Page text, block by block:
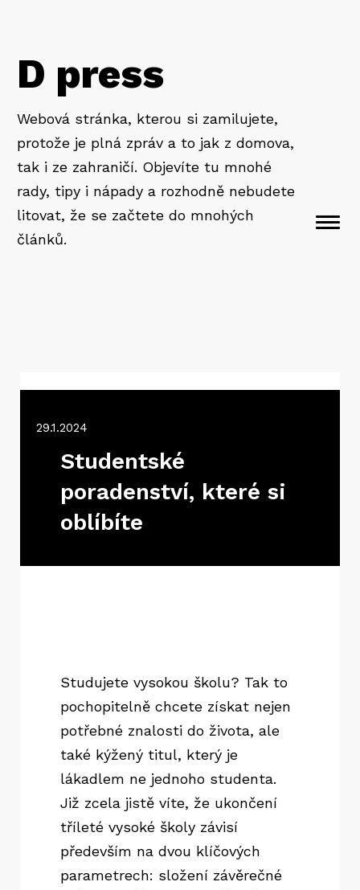
D press
Webová stránka, kterou si zamilujete,
protože je plná zpráv a to jak z domova,
tak i ze zahraničí. Objevíte tu mnohé
rady, tipy i nápady a rozhodně nebudete
litovat, že se začtete do mnohých
článků.
29.1.2024
Studentské
poradenství, které si
oblíbíte
Studujete vysokou školu? Tak to
pochopitelně chcete získat nejen
potřebné znalosti do života, ale
také kýžený titul, který je
lákadlem ne jednoho studenta.
Již zcela jistě víte, že ukončení
tříleté vysoké školy závisí
především na dvou klíčových
parametrech: složení závěrečné